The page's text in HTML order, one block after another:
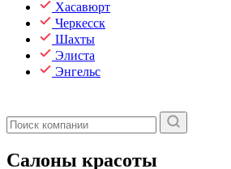
Хасавюрт
Черкесск
Шахты
Элиста
Энгельс
Салоны красоты